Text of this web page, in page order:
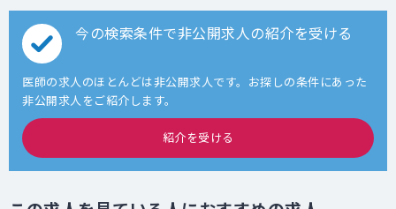
今の検索条件で非公開求人の紹介を受ける
医師の求人のほとんどは非公開求人です。お探しの条件にあった
非公開求人をご紹介します。
紹介を受ける